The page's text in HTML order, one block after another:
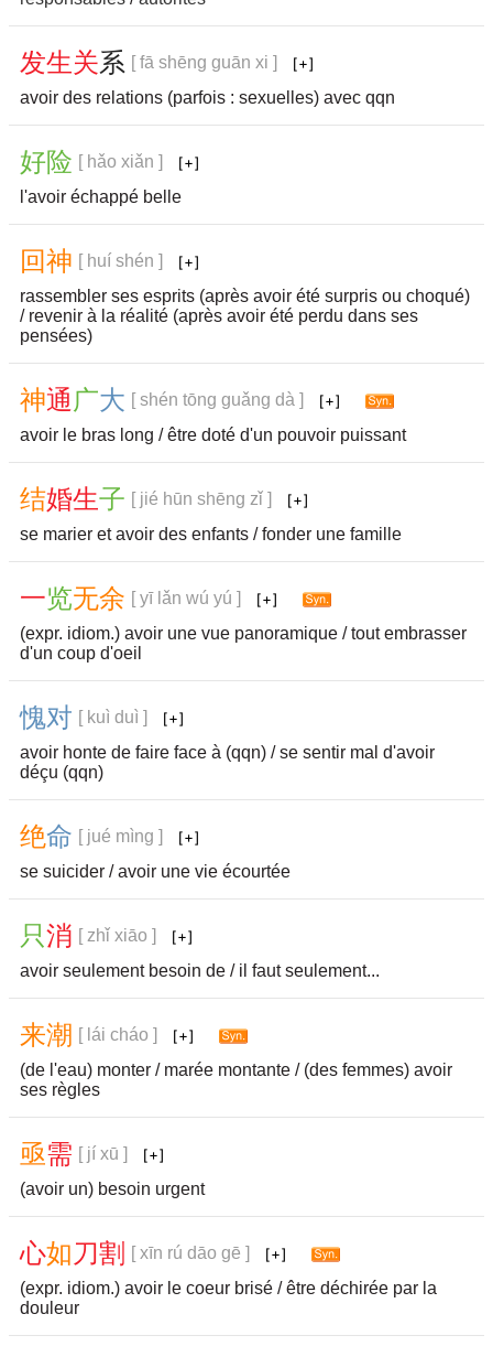
发生关系 [ fā shēng guān xi ]
avoir des relations (parfois : sexuelles) avec qqn
好险 [ hǎo xiǎn ]
l'avoir échappé belle
回神 [ huí shén ]
rassembler ses esprits (après avoir été surpris ou choqué)
/ revenir à la réalité (après avoir été perdu dans ses
pensées)
神通 广大 [ shén tōng guǎng dà ]
avoir le bras long / être doté d'un pouvoir puissant
结婚生子 [ jié hūn shēng zǐ ]
se marier et avoir des enfants / fonder une famille
一览无余 [ yī lǎn wú yú ]
(expr. idiom.) avoir une vue panoramique / tout embrasser
d'un coup d'oeil
愧对 [ kuì duì ]
avoir honte de faire face à (qqn) / se sentir mal d'avoir
déçu (qqn)
绝命 [ jué mìng ]
se suicider / avoir une vie écourtée
只消 [ zhǐ xiāo ]
avoir seulement besoin de / il faut seulement...
来潮 [ lái cháo ]
(de l'eau) monter / marée montante / (des femmes) avoir
ses règles
亟需 [ jí xū ]
(avoir un) besoin urgent
心如刀割
[ xīn rú dāo gē ]
(expr. idiom.) avoir le coeur brisé / être déchirée par la
douleur